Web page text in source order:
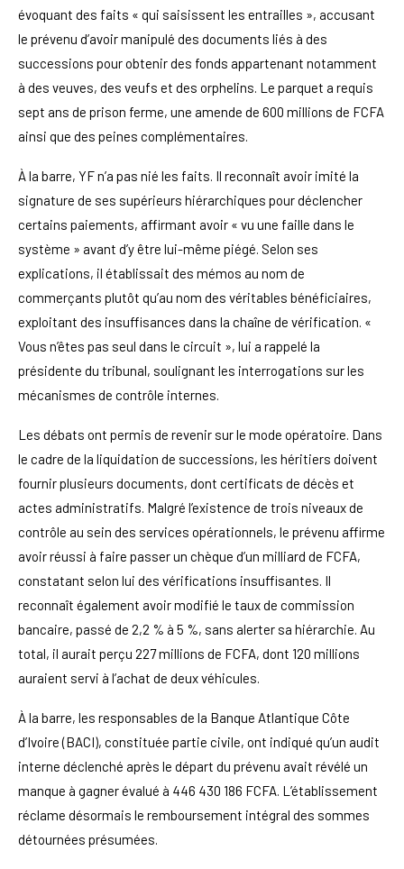
évoquant des faits « qui saisissent les entrailles », accusant
le prévenu d’avoir manipulé des documents liés à des
successions pour obtenir des fonds appartenant notamment
à des veuves, des veufs et des orphelins. Le parquet a requis
sept ans de prison ferme, une amende de 600 millions de FCFA
ainsi que des peines complémentaires.
À la barre, YF n’a pas nié les faits. Il reconnaît avoir imité la
signature de ses supérieurs hiérarchiques pour déclencher
certains paiements, affirmant avoir « vu une faille dans le
système » avant d’y être lui-même piégé. Selon ses
explications, il établissait des mémos au nom de
commerçants plutôt qu’au nom des véritables bénéficiaires,
exploitant des insuffisances dans la chaîne de vérification. «
Vous n’êtes pas seul dans le circuit », lui a rappelé la
présidente du tribunal, soulignant les interrogations sur les
mécanismes de contrôle internes.
Les débats ont permis de revenir sur le mode opératoire. Dans
le cadre de la liquidation de successions, les héritiers doivent
fournir plusieurs documents, dont certificats de décès et
actes administratifs. Malgré l’existence de trois niveaux de
contrôle au sein des services opérationnels, le prévenu affirme
avoir réussi à faire passer un chèque d’un milliard de FCFA,
constatant selon lui des vérifications insuffisantes. Il
reconnaît également avoir modifié le taux de commission
bancaire, passé de 2,2 % à 5 %, sans alerter sa hiérarchie. Au
total, il aurait perçu 227 millions de FCFA, dont 120 millions
auraient servi à l’achat de deux véhicules.
À la barre, les responsables de la Banque Atlantique Côte
d’Ivoire (BACI), constituée partie civile, ont indiqué qu’un audit
interne déclenché après le départ du prévenu avait révélé un
manque à gagner évalué à 446 430 186 FCFA. L’établissement
réclame désormais le remboursement intégral des sommes
détournées présumées.